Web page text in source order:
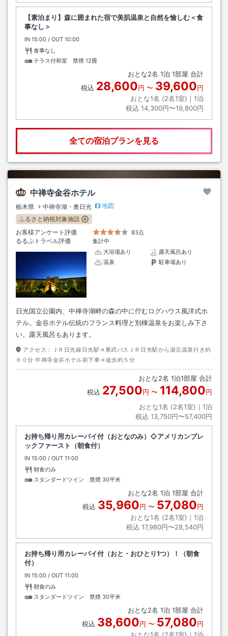
【素泊まり】森に囲まれた宿で美肌温泉と自然を愉しむ＜食
事なし＞
IN チェックイン
15:00 / OUT チェックアウト
10:00
食事なし
テラス付和室 禁煙 12畳
おとな2名 1泊 1部屋 合計
税込 28,600円 〜 39,600円
おとな1名 (2名1室)｜ 1泊
税込 14,300円〜19,800円
全ての宿泊プランを見る
中禅寺金谷ホテル
栃木県 中禅寺湖・奥日光
地図
ふるさと納税対象施設
お客様アンケート評価
83点
るるぶトラベル評価
集計中
大浴場あり
露天風呂あり
温泉
駐車場あり
日光国立公園内、中禅寺湖畔の森の中に佇むログハウス風洋式ホ
テル。金谷ホテル伝統のフランス料理と別棟温泉をお楽しみ下さ
い。露天風呂もあります。
アクセス：
ＪＲ日光線日光駅→東武バスＪＲ日光駅から湯元温泉行き約
６０分 中禅寺金谷ホテル前下車→徒歩約５分
おとな2名 1泊1部屋 合計
税込 27,500円 〜 114,800円
おとな1名 (2名1室)｜ 1泊
税込 13,750円〜57,400円
お持ち帰り用カレーパイ付（おとなのみ）◇アメリカンブレ
ックファースト（朝食付）
IN チェックイン
15:00 / OUT チェックアウト
11:00
朝食のみ
スタンダードツイン 禁煙 30平米
おとな2名 1泊 1部屋 合計
税込 35,960円 〜 57,080円
おとな1名 (2名1室)｜ 1泊
税込 17,980円〜28,540円
お持ち帰り用カレーパイ付（おと・おひとり1つ）！（朝食
付）
IN チェックイン
15:00 / OUT チェックアウト
11:00
朝食のみ
スタンダードツイン 禁煙 30平米
おとな2名 1泊 1部屋 合計
税込 38,600円 〜 57,080円
おとな1名 (2名1室)｜ 1泊